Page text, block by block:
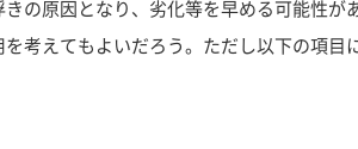
の原因となり、劣化等を早める可能性
考えてもよいだろう。ただし以下の項目